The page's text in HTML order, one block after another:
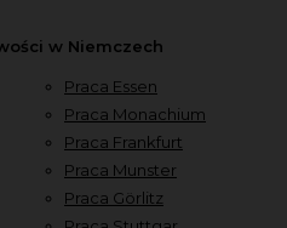
w Niemczech
Praca Essen
Praca Monachium
Praca Frankfurt
Praca Munster
Praca Görlitz